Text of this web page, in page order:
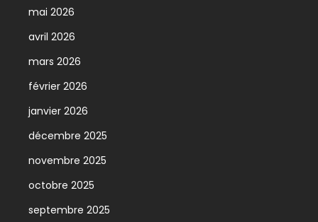
mai 2026
avril 2026
mars 2026
février 2026
janvier 2026
décembre 2025
novembre 2025
octobre 2025
septembre 2025